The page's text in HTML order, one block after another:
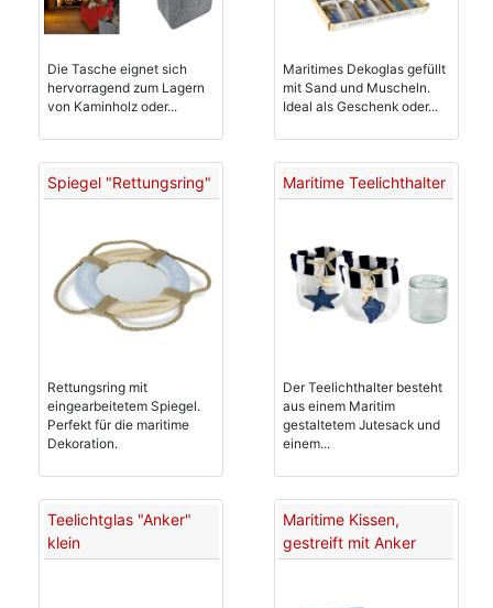
Die Tasche eignet sich
hervorragend zum Lagern
von Kaminholz oder...
Maritimes Dekoglas gefüllt
mit Sand und Muscheln.
Ideal als Geschenk oder...
Spiegel "Rettungsring"
Rettungsring mit
eingearbeitetem Spiegel.
Perfekt für die maritime
Dekoration.
Maritime Teelichthalter
Der Teelichthalter besteht
aus einem Maritim
gestaltetem Jutesack und
einem...
Teelichtglas "Anker"
klein
Maritime Kissen,
gestreift mit Anker